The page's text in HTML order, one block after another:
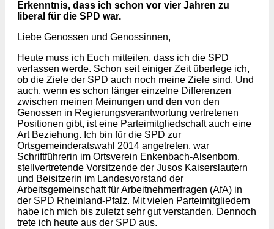
Erkenntnis, dass ich schon vor vier Jahren zu
liberal für die SPD war.
Liebe Genossen und Genossinnen,
Heute muss ich Euch mitteilen, dass ich die SPD
verlassen werde. Schon seit einiger Zeit überlege ich,
ob die Ziele der SPD auch noch meine Ziele sind. Und
auch, wenn es schon länger einzelne Differenzen
zwischen meinen Meinungen und den von den
Genossen in Regierungsverantwortung vertretenen
Positionen gibt, ist eine Parteimitgliedschaft auch eine
Art Beziehung. Ich bin für die SPD zur
Ortsgemeinderatswahl 2014 angetreten, war
Schriftführerin im Ortsverein Enkenbach-Alsenborn,
stellvertretende Vorsitzende der Jusos Kaiserslautern
und Beisitzerin im Landesvorstand der
Arbeitsgemeinschaft für Arbeitnehmerfragen (AfA) in
der SPD Rheinland-Pfalz. Mit vielen Parteimitgliedern
habe ich mich bis zuletzt sehr gut verstanden. Dennoch
trete ich heute aus der SPD aus.